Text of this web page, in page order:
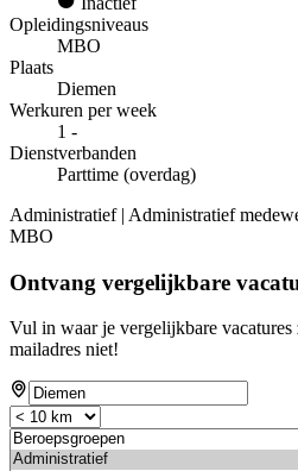
Opleidingsniveaus
MBO
Plaats
Diemen
Werkuren per week
1 -
Dienstverbanden
Parttime (overdag)
Administratief | Administratief
MBO
Ontvang vergelijkbare
Vul in waar je vergelijkbare vacatures
mailadres niet!